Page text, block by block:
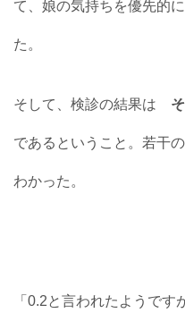
て、娘の気持ちを優先的
た。
そして、検診の結果は
であるということ。若干
わかった。
「0.2と言われたようで